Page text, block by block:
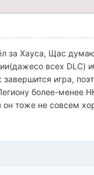
за Хауса, Щас думаю
всех DLC)
игра,
более-менее
он тоже не совсем